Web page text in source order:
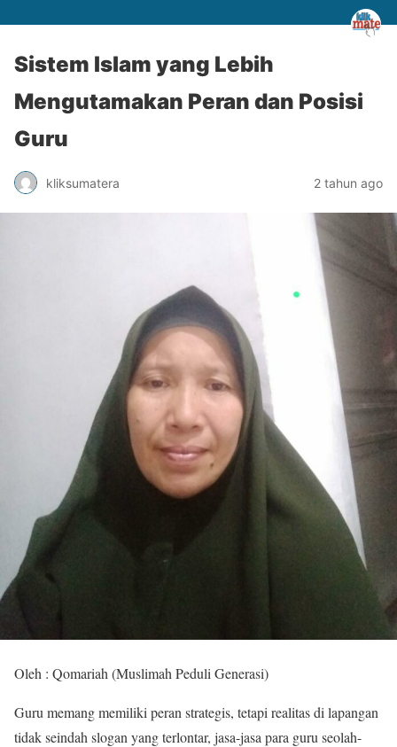
Sistem Islam yang Lebih
Mengutamakan Peran dan Posisi
Guru
kliksumatera 2 tahun ago
Oleh : Qomariah (Muslimah Peduli Generasi)
Guru memang memiliki peran strategis, tetapi realitas di lapangan
tidak seindah slogan yang terlontar, jasa-jasa para guru seolah-